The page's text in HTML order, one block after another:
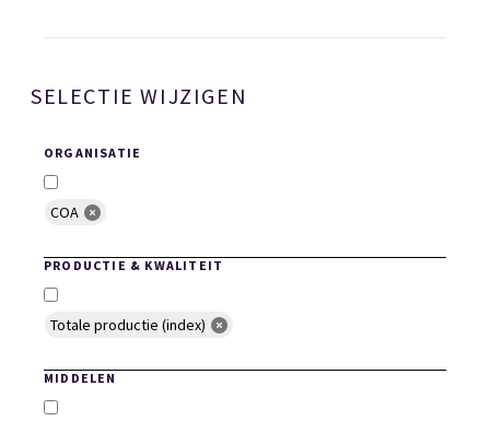
SELECTIE WIJZIGEN
ORGANISATIE
COA
PRODUCTIE & KWALITEIT
Totale productie (index)
MIDDELEN